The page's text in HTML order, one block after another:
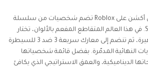
Jump Stars هي لعبة قتال أكشن على Roblox تضم شخصيات من سلسلة
أنمي ومانغا Shonen Jump. في هذا العالم المتقاطع المفعم بالألوان، تختار
أبطالك من سلاسل شهيرة، ثم تنضم إلى معارك سريعة 3 ضد 3 للسيطرة
النهائية المدمّرة. بفضل قائمة شخصياتها
الديناميكية، والعمق الاستراتيجي الذي يكافئ